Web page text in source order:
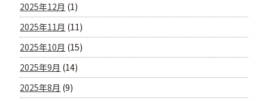
2025年12月 (1)
2025年11月 (11)
2025年10月 (15)
2025年9月 (14)
2025年8月 (9)